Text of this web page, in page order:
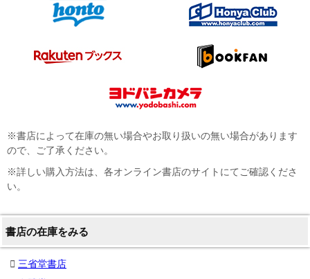
※書店によって在庫の無い場合やお取り扱いの無い場合があります
ので、ご了承ください。
※詳しい購入方法は、各オンライン書店のサイトにてご確認くださ
い。
書店の在庫をみる
三省堂書店